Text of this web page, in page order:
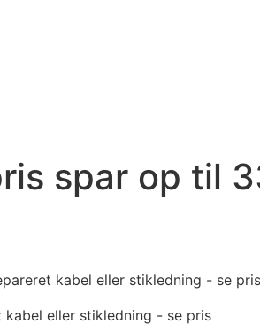
spar op til
eller stikledning - se pris